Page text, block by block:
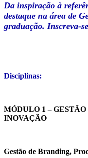
Da inspiração à
destaque na área de
graduação. Inscreva-
Disciplinas:
MÓDULO 1 –
INOVAÇÃO
Gestão de Branding,